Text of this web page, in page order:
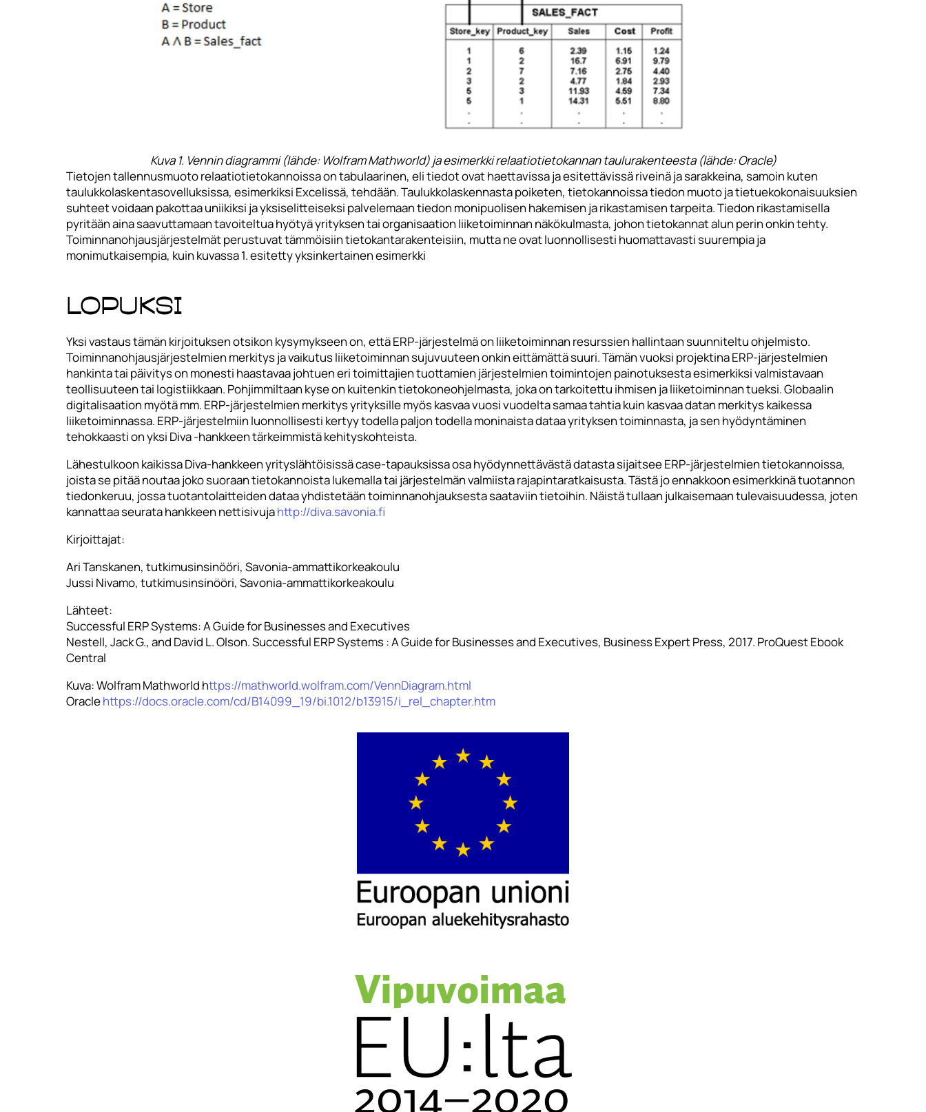
Kuva 1. Vennin diagrammi (lähde: Wolfram Mathworld) ja esimerkki relaatiotietokannan taulurakenteesta (lähde: Oracle)
Tietojen tallennusmuoto relaatiotietokannoissa on tabulaarinen, eli tiedot ovat haettavissa ja esitettävissä riveinä ja sarakkeina, samoin kuten
taulukkolaskentasovelluksissa, esimerkiksi Excelissä, tehdään. Taulukkolaskennasta poiketen, tietokannoissa tiedon muoto ja tietuekokonaisuuksien
suhteet voidaan pakottaa uniikiksi ja yksiselitteiseksi palvelemaan tiedon monipuolisen hakemisen ja rikastamisen tarpeita. Tiedon rikastamisella
pyritään aina saavuttamaan tavoiteltua hyötyä yrityksen tai organisaation liiketoiminnan näkökulmasta, johon tietokannat alun perin onkin tehty.
Toiminnanohjausjärjestelmät perustuvat tämmöisiin tietokantarakenteisiin, mutta ne ovat luonnollisesti huomattavasti suurempia ja
monimutkaisempia, kuin kuvassa 1. esitetty yksinkertainen esimerkki
Lopuksi
Yksi vastaus tämän kirjoituksen otsikon kysymykseen on, että ERP-järjestelmä on liiketoiminnan resurssien hallintaan suunniteltu ohjelmisto.
Toiminnanohjausjärjestelmien merkitys ja vaikutus liiketoiminnan sujuvuuteen onkin eittämättä suuri. Tämän vuoksi projektina ERP-järjestelmien
hankinta tai päivitys on monesti haastavaa johtuen eri toimittajien tuottamien järjestelmien toimintojen painotuksesta esimerkiksi valmistavaan
teollisuuteen tai logistiikkaan. Pohjimmiltaan kyse on kuitenkin tietokoneohjelmasta, joka on tarkoitettu ihmisen ja liiketoiminnan tueksi. Globaalin
digitalisaation myötä mm. ERP-järjestelmien merkitys yrityksille myös kasvaa vuosi vuodelta samaa tahtia kuin kasvaa datan merkitys kaikessa
liiketoiminnassa. ERP-järjestelmiin luonnollisesti kertyy todella paljon todella moninaista dataa yrityksen toiminnasta, ja sen hyödyntäminen
tehokkaasti on yksi Diva -hankkeen tärkeimmistä kehityskohteista.
Lähestulkoon kaikissa Diva-hankkeen yrityslähtöisissä case-tapauksissa osa hyödynnettävästä datasta sijaitsee ERP-järjestelmien tietokannoissa,
joista se pitää noutaa joko suoraan tietokannoista lukemalla tai järjestelmän valmiista rajapintaratkaisusta. Tästä jo ennakkoon esimerkkinä tuotannon
tiedonkeruu, jossa tuotantolaitteiden dataa yhdistetään toiminnanohjauksesta saataviin tietoihin. Näistä tullaan julkaisemaan tulevaisuudessa, joten
kannattaa seurata hankkeen nettisivujahttp://diva.savonia.fi
Kirjoittajat:
Ari Tanskanen, tutkimusinsinööri, Savonia-ammattikorkeakoulu
Jussi Nivamo, tutkimusinsinööri, Savonia-ammattikorkeakoulu
Lähteet:
Successful ERP Systems: A Guide for Businesses and Executives
Nestell, Jack G., and David L. Olson. Successful ERP Systems : A Guide for Businesses and Executives, Business Expert Press, 2017. ProQuest Ebook
Central
Kuva: Wolfram Mathworld https://mathworld.wolfram.com/VennDiagram.html
Oraclehttps://docs.oracle.com/cd/B14099_19/bi.1012/b13915/i_rel_chapter.htm